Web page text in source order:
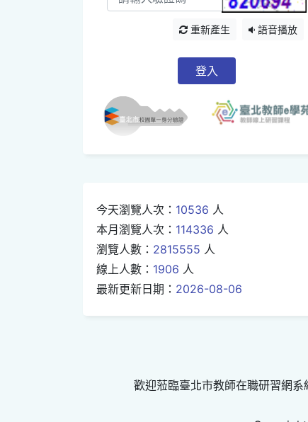
重新產生 語音播放
登入
今天瀏覽人次： 10536 人
本月瀏覽人次： 114336 人
瀏覽人數： 2815555 人
線上人數： 1906 人
最新更新日期： 2026-08-06
歡迎蒞臨臺北市教師在職研習網